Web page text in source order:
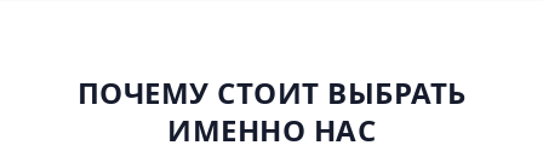
ПОЧЕМУ СТОИТ ВЫБРАТЬ
ИМЕННО НАС